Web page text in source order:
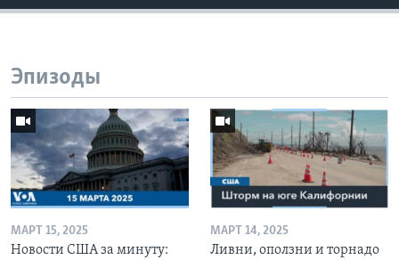
Эпизоды
МАРТ 15, 2025
Новости США за минуту:
МАРТ 14, 2025
Ливни, оползни и торнадо